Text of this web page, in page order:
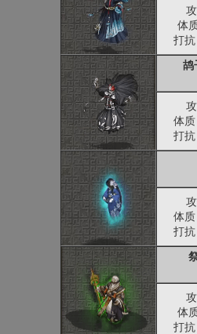
体
打抗
鸪
体质
打抗
体质
打抗
体
打抗